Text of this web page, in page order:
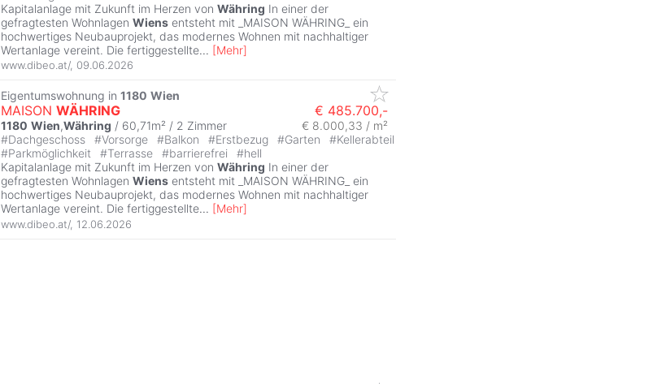
Kapitalanlage mit Zukunft im Herzen von Währing In einer der
gefragtesten Wohnlagen Wiens entsteht mit _MAISON WÄHRING_ ein
hochwertiges Neubauprojekt, das modernes Wohnen mit nachhaltiger
Wertanlage vereint. Die fertiggestellte... [Mehr]
www.dibeo.at/, 09.06.2026
Eigentumswohnung in 1180 Wien
MAISON WÄHRING € 485.700,-
1180 Wien,Währing / 60,71m² / 2 Zimmer
€ 8.000,33 / m²
#Dachgeschoss #Vorsorge #Balkon #Erstbezug #Garten #Kellerabteil
#Parkmöglichkeit #Terrasse #barrierefrei #hell
Kapitalanlage mit Zukunft im Herzen von Währing In einer der
gefragtesten Wohnlagen Wiens entsteht mit _MAISON WÄHRING_ ein
hochwertiges Neubauprojekt, das modernes Wohnen mit nachhaltiger
Wertanlage vereint. Die fertiggestellte... [Mehr]
www.dibeo.at/, 12.06.2026